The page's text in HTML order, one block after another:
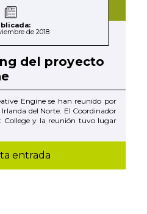
de 2018
del proyecto
Engine se han reunido por
del Norte. El Coordinador
College y la reunión tuvo lugar
entrada